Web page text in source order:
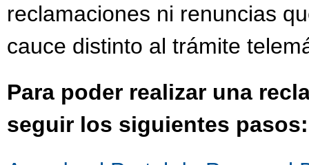
reclamaciones ni renuncias
cauce distinto al trámite
Para poder realizar una
seguir los siguientes pasos: